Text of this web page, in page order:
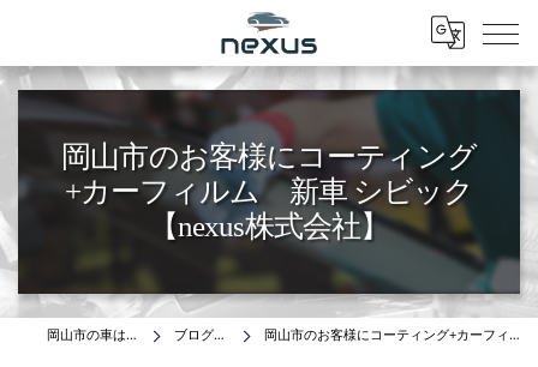
Menu
岡山市のお客様にコーティング
+カーフィルム 新車 シビック
【nexus株式会社】
岡山市の車はnexus株式会社 ブログ(施工事例) 岡山市のお客様にコーティング+カーフィルム 新車 シビック 【nexus株式会社】